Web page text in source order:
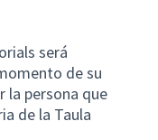
será
de su
la persona que
de la Taula